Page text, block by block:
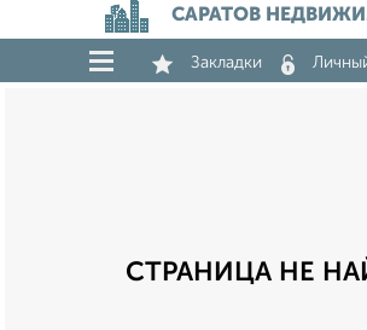
САРАТОВ
Закладки
СТРАНИЦА НЕ